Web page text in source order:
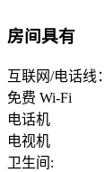
房间具有
互联网/电话线：
免费 Wi-Fi
电话机
电视机
卫生间: